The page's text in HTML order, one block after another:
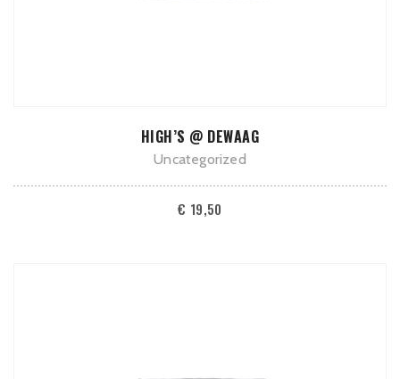
TOEVOEGEN AAN WINKELWAGEN
HIGH’S @ DEWAAG
Uncategorized
€ 19,50